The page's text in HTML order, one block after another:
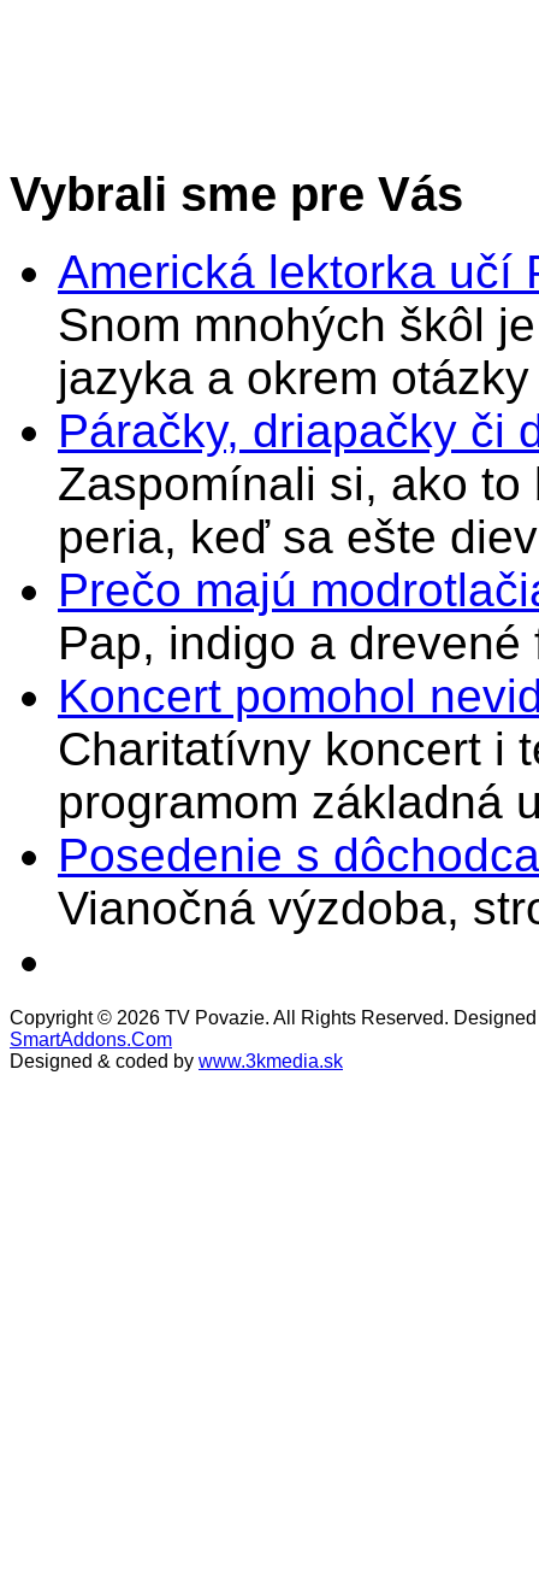
Vybrali sme pre Vás
Americká lektorka učí
Snom mnohých škôl
jazyka a okrem
Páračky, driapačky či
Zaspomínali si, ako
peria, keď sa ešte
Prečo majú
Pap, indigo a drevené
Koncert pomohol
Charitatívny koncert i
programom základná
Posedenie s
Vianočná výzdoba,
Copyright © 2026 TV Povazie. All Rights Reserved.
SmartAddons.Com
Designed & coded by www.3kmedia.sk